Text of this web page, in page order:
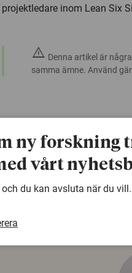
projektledare inom Lean Six
warning Denna artikel är
samma ämne. Använd
ny forskning
vårt
du kan avsluta när du vill.